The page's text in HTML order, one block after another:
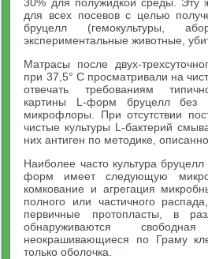
для всех посевов с целью
бруцелл (гемокультуры,
экспериментальные животные,
Матрасы после двух-
при 37,5° С просматривали на
отвечать требованиям
картины L-форм бруцелл без
микрофлоры. При отсутствии
чистые культуры L-бактерий
них антиген по методике,
Наиболее часто культура
форм имеет следующую
комкование и агрегация
полного или частичного
первичные протопласты, в
обнаруживаются
неокрашивающиеся по Граму
только оболочка.